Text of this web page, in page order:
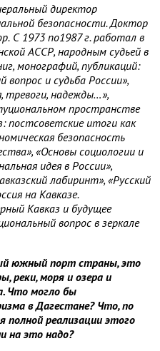
директор
безопасности. Доктор
С 1973 по1987 г. работал в
АССР, народным судьей в
монографий, публикаций:
вопрос и судьба России»,
тревоги, надежды…»,
пространстве
постсоветские итоги как
безопасность
«Основы социологии и
идея в России»,
лабиринт», «Русский
на Кавказе.
Кавказ и будущее
вопрос в зеркале
южный порт страны, это
реки, моря и озера и
Что могло бы
в Дагестане? Что, по
полной реализации этого
на это надо?